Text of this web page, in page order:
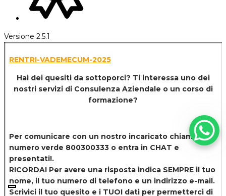
Versione 2.5.1
RENTRI-VADEMECUM-2025
Hai dei quesiti da sottoporci? Ti interessa uno dei
nostri servizi di Consulenza Aziendale o un corso di
formazione?
Per comunicare con un nostro incaricato chiamaci al
numero verde 800300333 o entra in CHAT e
presentati!.
RICORDA! Per avere una risposta indica SEMPRE il tuo
nome, il tuo numero di telefono e un indirizzo e-mail.
Scrivici il tuo quesito e i TUOI dati per permetterci di